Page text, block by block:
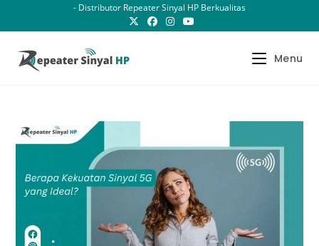
- Distributor Repeater Sinyal HP Berkualitas
Menu